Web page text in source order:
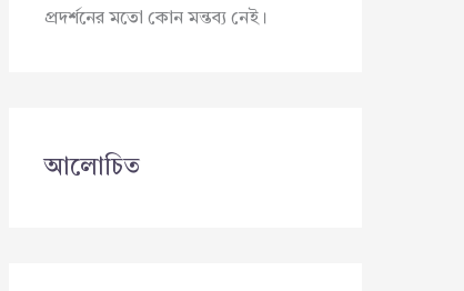
প্রদর্শনের মতো কোন মন্তব্য নেই।
আলোচিত